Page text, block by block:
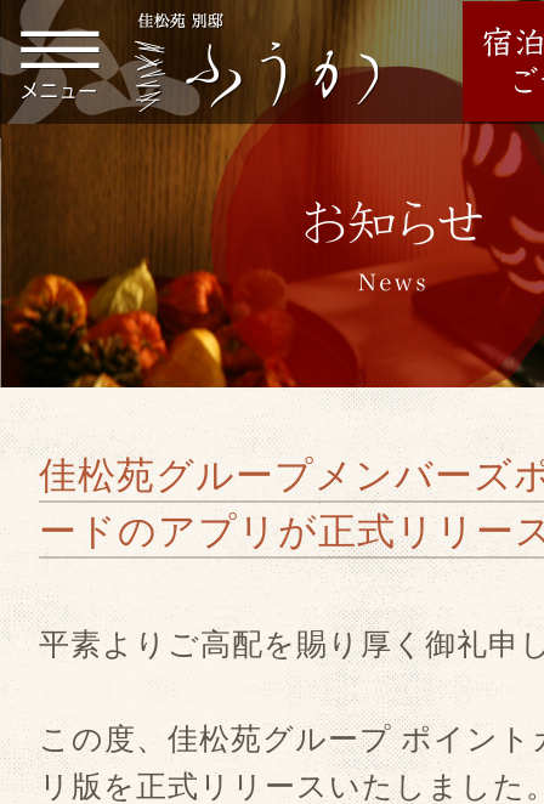
佳松苑グループメンバーズ
ードのアプリが正式リリー
平素よりご高配を賜り厚く御礼申
この度、佳松苑グループ ポイント
リ版を正式リリースいたしました